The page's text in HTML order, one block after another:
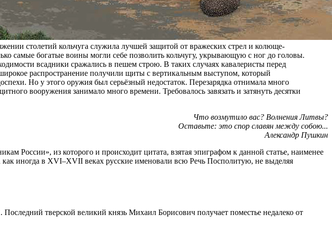
столетий кольчуга служила лучшей защитой от вражеских стрел и колюще-
самые богатые воины могли себе позволить кольчугу, укрывающую с ног до головы.
всадники сражались в пешем строю. В таких случаях кавалеристы перед
распро­странение получили щиты с вертикальным выступом, который
Но у этого оружия был серьёзный недостаток. Перезарядка отнимала много
вооружения занимало много времени. Требовалось завязать и затянуть десятки
Что возмутило вас? Волнения Литвы?
Оставьте: это спор славян между собою...
Александр Пушкин
России», из которого и происходит цитата, взятая эпиграфом к данной статье, наименее
иногда в XVI–XVII веках русские именовали всю Речь Посполитую, не выделяя
тверской великий князь Михаил Борисович получает поместье недалеко от